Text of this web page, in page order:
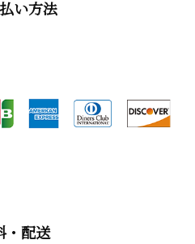
い方法
・配送